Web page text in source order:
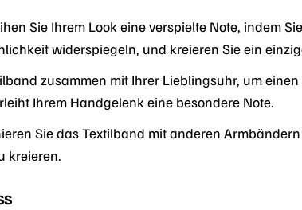
Sie Ihrem Look eine verspielte Note, indem
widerspiegeln, und kreieren Sie ein
zusammen mit Ihrer Lieblingsuhr, um
Ihrem Handgelenk eine besondere Note.
Sie das Textilband mit anderen
kreieren.